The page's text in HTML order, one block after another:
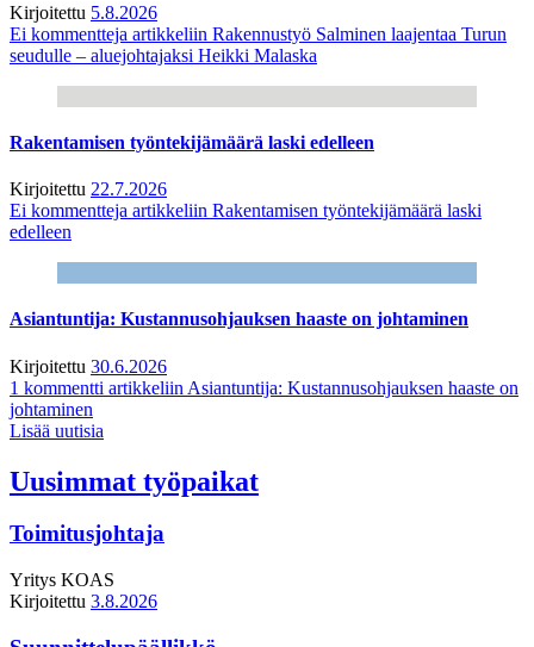
Kirjoitettu 5.8.2026
Ei kommentteja artikkeliin Rakennustyö Salminen laajentaa Turun
seudulle – aluejohtajaksi Heikki Malaska
Rakentamisen työntekijämäärä laski edelleen
Kirjoitettu 22.7.2026
Ei kommentteja artikkeliin Rakentamisen työntekijämäärä laski
edelleen
Asiantuntija: Kustannusohjauksen haaste on johtaminen
Kirjoitettu 30.6.2026
1 kommentti artikkeliin Asiantuntija: Kustannusohjauksen haaste on
johtaminen
Lisää uutisia
Uusimmat työpaikat
Toimitusjohtaja
Yritys KOAS
Kirjoitettu 3.8.2026